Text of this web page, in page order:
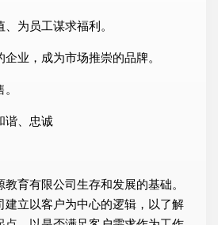
为员工谋求福利。
业，成为市场推崇的品牌。
谐、忠诚
育有限公司生存和发展的基础。
建立以客户为中心的逻辑，以了解